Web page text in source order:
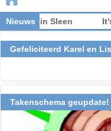
Nieuws It’s coming
Gefeliciteerd Karel en
Takenschema geupdate!